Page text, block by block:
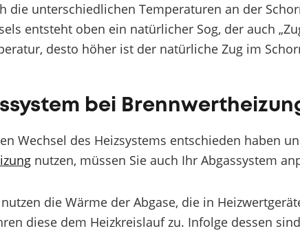
die unterschiedlichen Temperaturen an der
entsteht oben ein natürlicher Sog, der auch
desto höher ist der natürliche Zug im
bei
Wechsel des Heizsystems entschieden haben
nutzen, müssen Sie auch Ihr Abgassystem
die Wärme der Abgase, die in
diese dem Heizkreislauf zu. Infolge dessen